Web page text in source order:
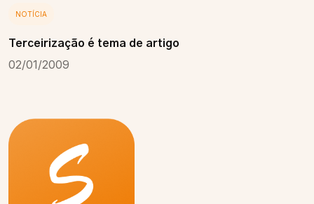
NOTÍCIA
Terceirização é tema de artigo
02/01/2009